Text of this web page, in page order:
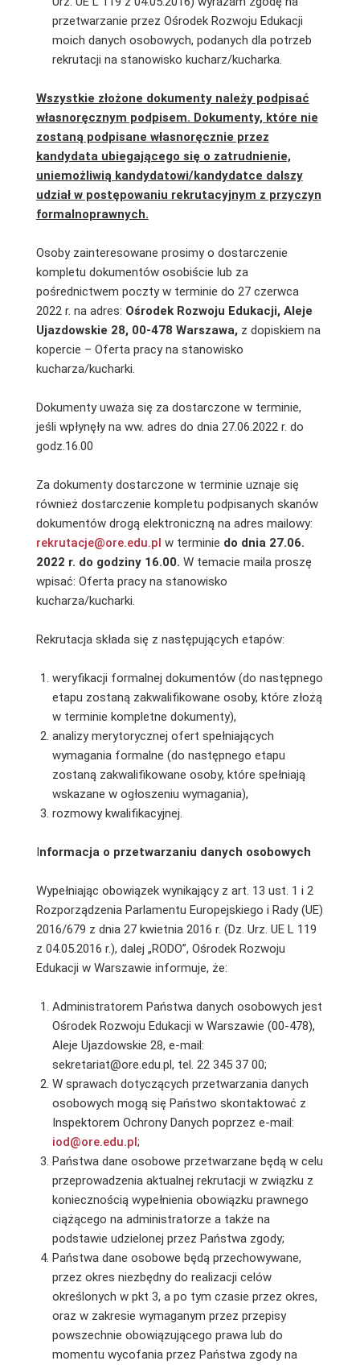
przetwarzanie przez Ośrodek Rozwoju Edukacji
moich danych osobowych, podanych dla potrzeb
rekrutacji na stanowisko kucharz/kucharka.
Wszystkie złożone dokumenty należy podpisać
własnoręcznym podpisem. Dokumenty, które nie
zostaną podpisane własnoręcznie przez
kandydata ubiegającego się o zatrudnienie,
uniemożliwią kandydatowi/kandydatce dalszy
udział w postępowaniu rekrutacyjnym z przyczyn
formalnoprawnych.
Osoby zainteresowane prosimy o dostarczenie
kompletu dokumentów osobiście lub za
pośrednictwem poczty w terminie do 27 czerwca
2022 r. na adres: Ośrodek Rozwoju Edukacji, Aleje
Ujazdowskie 28, 00-478 Warszawa, z dopiskiem na
kopercie – Oferta pracy na stanowisko
kucharza/kucharki.
Dokumenty uważa się za dostarczone w terminie,
jeśli wpłynęły na ww. adres do dnia 27.06.2022 r. do
godz.16.00
Za dokumenty dostarczone w terminie uznaje się
również dostarczenie kompletu podpisanych skanów
dokumentów drogą elektroniczną na adres mailowy:
rekrutacje@ore.edu.pl w terminie do dnia 27.06.
2022 r. do godziny 16.00. W temacie maila proszę
wpisać: Oferta pracy na stanowisko
kucharza/kucharki.
Rekrutacja składa się z następujących etapów:
weryfikacji formalnej dokumentów (do następnego
etapu zostaną zakwalifikowane osoby, które złożą
w terminie kompletne dokumenty),
analizy merytorycznej ofert spełniających
wymagania formalne (do następnego etapu
zostaną zakwalifikowane osoby, które spełniają
wskazane w ogłoszeniu wymagania),
rozmowy kwalifikacyjnej.
Informacja o przetwarzaniu danych osobowych
Wypełniając obowiązek wynikający z art. 13 ust. 1 i 2
Rozporządzenia Parlamentu Europejskiego i Rady (UE)
2016/679 z dnia 27 kwietnia 2016 r. (Dz. Urz. UE L 119
z 04.05.2016 r.), dalej „RODO”, Ośrodek Rozwoju
Edukacji w Warszawie informuje, że:
Administratorem Państwa danych osobowych jest
Ośrodek Rozwoju Edukacji w Warszawie (00-478),
Aleje Ujazdowskie 28, e-mail:
sekretariat@ore.edu.pl, tel. 22 345 37 00;
W sprawach dotyczących przetwarzania danych
osobowych mogą się Państwo skontaktować z
Inspektorem Ochrony Danych poprzez e-mail:
iod@ore.edu.pl;
Państwa dane osobowe przetwarzane będą w celu
przeprowadzenia aktualnej rekrutacji w związku z
koniecznością wypełnienia obowiązku prawnego
ciążącego na administratorze a także na
podstawie udzielonej przez Państwa zgody;
Państwa dane osobowe będą przechowywane,
przez okres niezbędny do realizacji celów
określonych w pkt 3, a po tym czasie przez okres,
oraz w zakresie wymaganym przez przepisy
powszechnie obowiązującego prawa lub do
momentu wycofania przez Państwa zgody na